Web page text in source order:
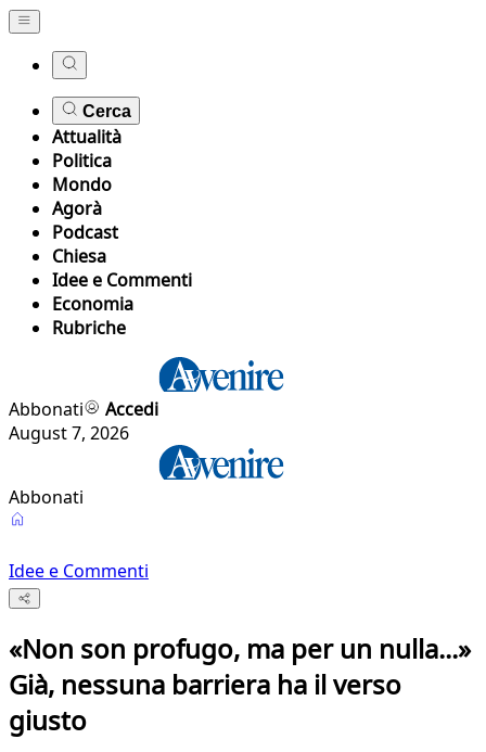
Cerca
Attualità
Politica
Mondo
Agorà
Podcast
Chiesa
Idee e Commenti
Economia
Rubriche
Abbonati
Accedi
August 7, 2026
Abbonati
Idee e Commenti
«Non son profugo, ma per un nulla...»
Già, nessuna barriera ha il verso
giusto